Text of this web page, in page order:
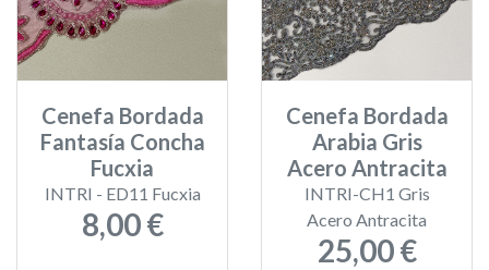
Cenefa Bordada
Fantasía Concha
Fucxia
INTRI - ED11 Fucxia
8,00 €
Cenefa Bordada
Arabia Gris
Acero Antracita
INTRI-CH1 Gris
Acero Antracita
25,00 €